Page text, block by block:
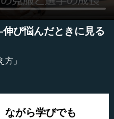
び悩んだときに見る
」
ながら学びでも